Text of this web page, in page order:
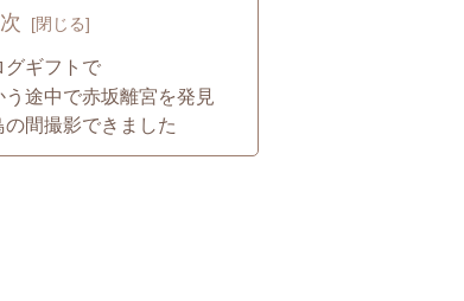
グギフトで
途中で赤坂離宮を発見
間撮影できました